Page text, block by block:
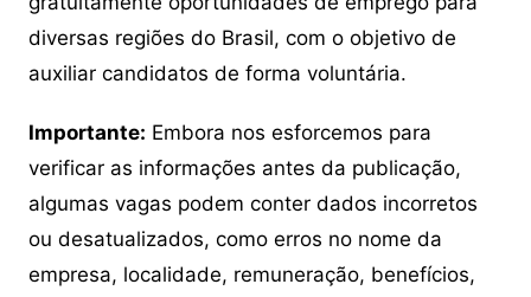
diversas regiões do Brasil, com o objetivo de
auxiliar candidatos de forma voluntária.
Importante: Embora nos esforcemos para
verificar as informações antes da publicação,
algumas vagas podem conter dados incorretos
ou desatualizados, como erros no nome da
empresa, localidade, remuneração, benefícios,